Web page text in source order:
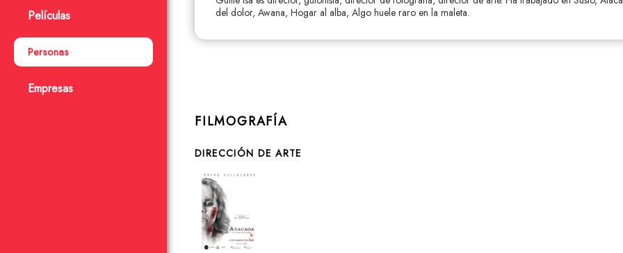
Películas
Personas
Empresas
del dolor, Awana, Hogar al alba, Algo huele raro en la maleta.
FILMOGRAFÍA
DIRECCIÓN DE ARTE